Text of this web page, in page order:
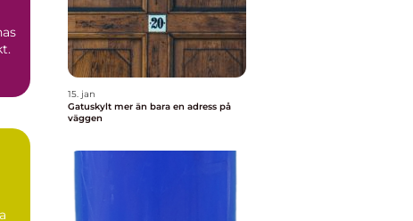
15. jan
Gatuskylt mer än bara en adress på
väggen